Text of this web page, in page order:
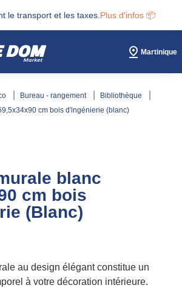
le transport et les taxes. Plus d'infos 📦
Martinique
bureau - rangement
bibliothèque
cm bois d'ingénierie (blanc)
blanc
cm bois
(Blanc)
au design élégant constitue un
à votre décoration intérieure.